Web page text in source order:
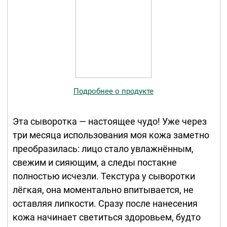
Подробнее о продукте
Эта сыворотка — настоящее чудо! Уже через
три месяца использования моя кожа заметно
преобразилась: лицо стало увлажнённым,
свежим и сияющим, а следы постакне
полностью исчезли. Текстура у сыворотки
лёгкая, она моментально впитывается, не
оставляя липкости. Сразу после нанесения
кожа начинает светиться здоровьем, будто